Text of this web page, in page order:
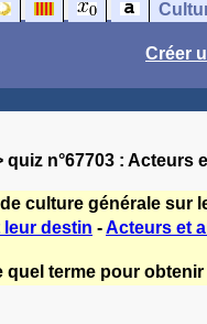
Créer
quiz n°67703 : Acteurs
culture générale sur
destin -Acteurs et
quel terme pour